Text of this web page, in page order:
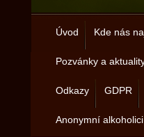
Úvod Kde nás
Pozvánky a
Odkazy GDPR
Anonymní alkoholici